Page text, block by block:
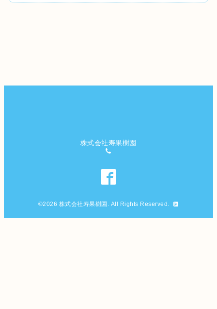
株式会社寿果樹園
©2026 株式会社寿果樹園 . All Rights Reserved.